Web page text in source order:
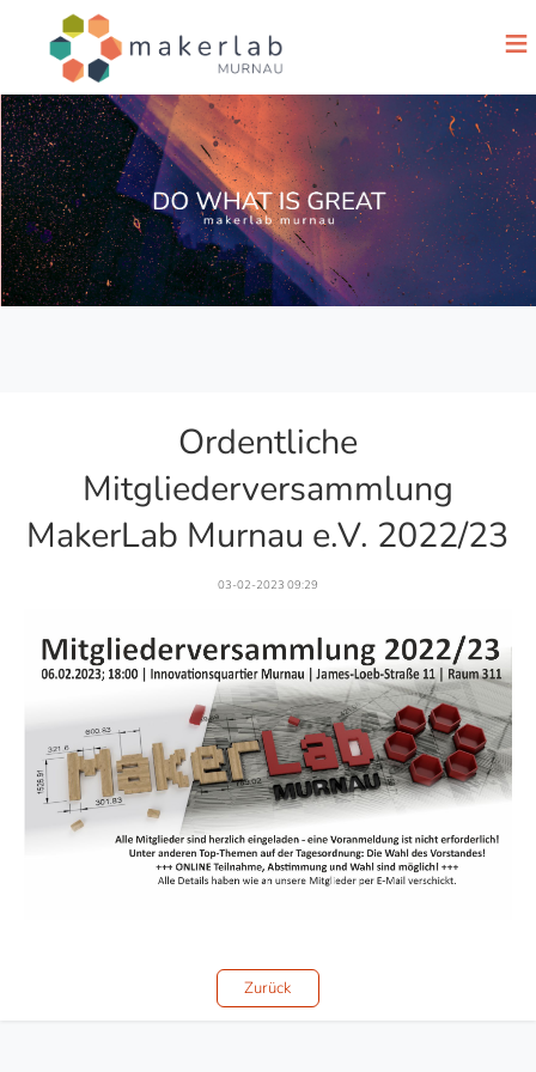
≡
Ordentliche
Mitgliederversammlung
MakerLab Murnau e.V. 2022/23
03-02-2023 09:29
Zurück